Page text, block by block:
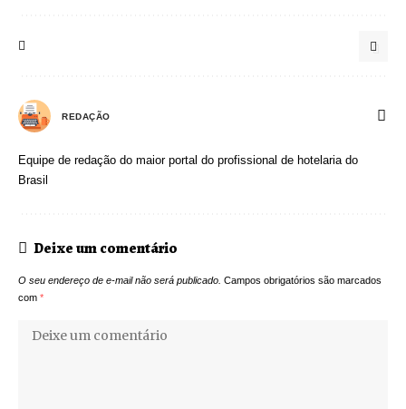
REDAÇÃO
Equipe de redação do maior portal do profissional de hotelaria do
Brasil
Deixe um comentário
O seu endereço de e-mail não será publicado. Campos obrigatórios são marcados
com *